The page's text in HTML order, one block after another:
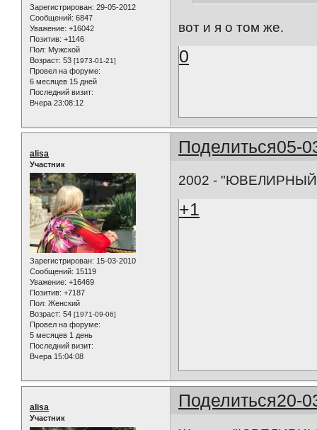
Зарегистрирован: 29-05-2012
Сообщений: 6847
Уважение: +16042
Позитив: +1146
Пол: Мужской
Возраст: 53 [1973-01-21]
Провел на форуме:
6 месяцев 15 дней
Последний визит:
Вчера 23:08:12
вот и я о том же.
0
Поделиться05-
alisa
Участник
Зарегистрирован: 15-03-2010
Сообщений: 15119
Уважение: +16469
Позитив: +7187
Пол: Женский
Возраст: 54 [1971-09-06]
Провел на форуме:
5 месяцев 1 день
Последний визит:
Вчера 15:04:08
2002 - "ЮВЕЛИРНЫЙ
+1
Поделиться20-
alisa
Участник